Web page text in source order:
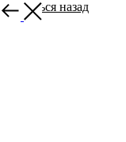
Вернуться назад